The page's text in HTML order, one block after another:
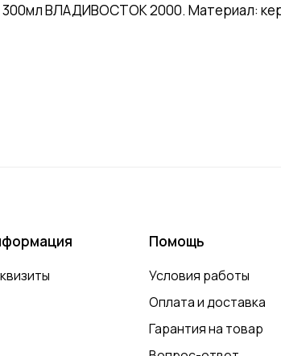
ВЛАДИВОСТОК 2000. Материал:
Помощь
Условия работы
Оплата и доставка
Гарантия на товар